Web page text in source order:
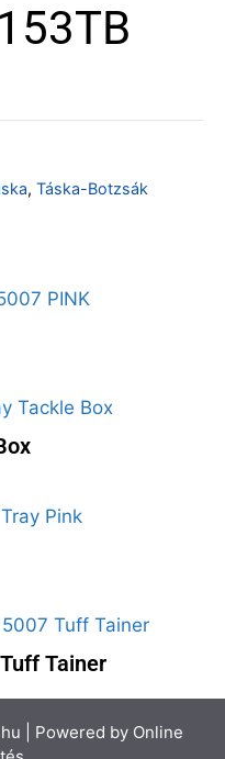
, Táska-Botzsák
Tainer
| Powered by Online